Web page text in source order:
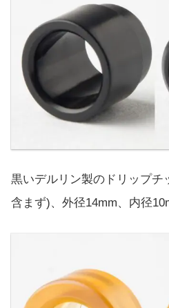
黒いデルリン製のドリップチ
含まず)、外径14mm、内径